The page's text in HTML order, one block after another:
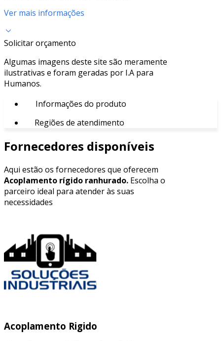
Ver mais informações
Solicitar orçamento
Algumas imagens deste site são meramente
ilustrativas e foram geradas por I.A para
Humanos.
Informações do produto
Regiões de atendimento
Fornecedores disponíveis
Aqui estão os fornecedores que oferecem
Acoplamento rígido ranhurado. Escolha o
parceiro ideal para atender às suas
necessidades
Acoplamento Rigido